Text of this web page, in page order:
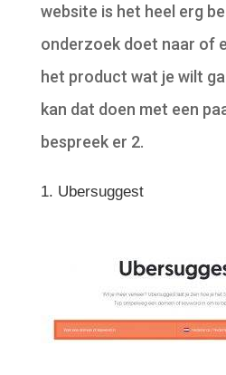
website is het heel erg
onderzoek doet naar of
het product wat je wilt
kan dat doen met een
bespreek er 2.
1. Ubersuggest